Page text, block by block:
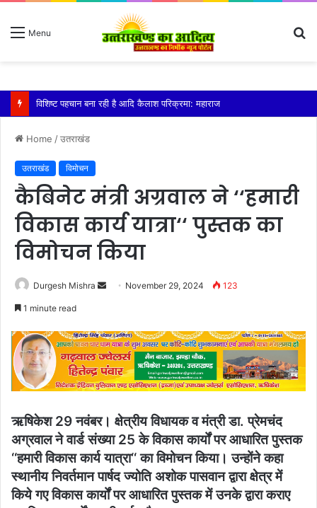
Menu
तेज बारिश से धर्मनगरी हरिद्वार हुई पानी-पानी
Home /उतराखंड
उतराखंड विमोचन
कैबिनेट मंत्री अग्रवाल ने ‘‘हमारी
विकास कार्य यात्रा‘‘ पुस्तक का
विमोचन किया
Durgesh Mishra
Send November 29, 2024 123
1 minute read
ऋषिकेश 29 नवंबर। क्षेत्रीय विधायक व मंत्री डा. प्रेमचंद
अग्रवाल ने वार्ड संख्या 25 के विकास कार्यों पर आधारित पुस्तक
‘‘हमारी विकास कार्य यात्रा‘‘ का विमोचन किया। उन्होंने कहा
स्थानीय निवर्तमान पार्षद ज्योति अशोक पासवान द्वारा क्षेत्र में
किये गए विकास कार्यों पर आधारित पुस्तक में उनके द्वारा कराए